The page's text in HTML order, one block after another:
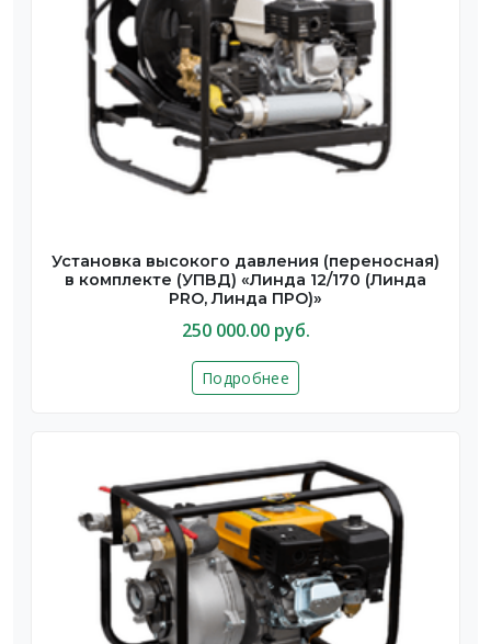
Установка высокого давления (переносная)
в комплекте (УПВД) «Линда 12/170 (Линда
PRO, Линда ПРО)»
250 000.00 руб.
Подробнее